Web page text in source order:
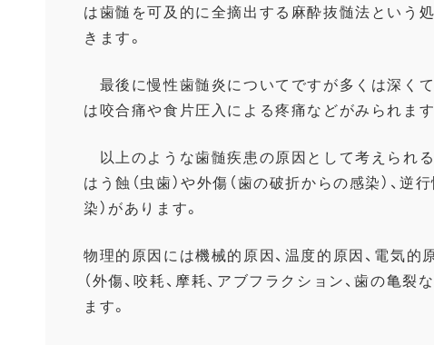
は歯髄を可及的に全摘出する麻酔抜髄法という
きます。
最後に慢性歯髄炎についてですが多くは深くて
は咬合痛や食片圧入による疼痛などがみられます
以上のような歯髄疾患の原因として考えられ
はう蝕（虫歯）や外傷（歯の破折からの感染）、逆行
染）があります。
物理的原因には機械的原因、温度的原因、電気的原
（ 外傷、咬耗、摩耗、アブフラクション、歯の亀裂な
ます。